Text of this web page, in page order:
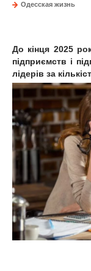
Одесская жизнь
До кінця 2025
підприємств і
лідерів за